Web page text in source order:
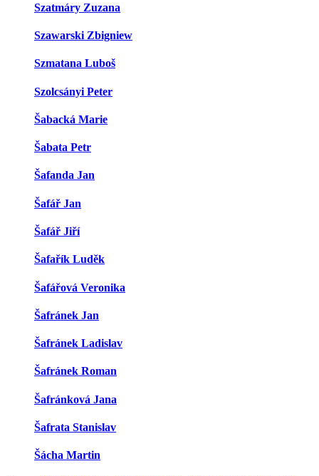
Szatmáry Zuzana
Szawarski Zbigniew
Szmatana Luboš
Szolcsányi Peter
Šabacká Marie
Šabata Petr
Šafanda Jan
Šafář Jan
Šafář Jiří
Šafařík Luděk
Šafářová Veronika
Šafránek Jan
Šafránek Ladislav
Šafránek Roman
Šafránková Jana
Šafrata Stanislav
Šácha Martin